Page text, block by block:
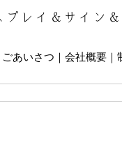
プレイ＆サイン
ごあいさつ 会社概要